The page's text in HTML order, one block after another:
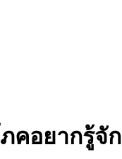
คอยากรู้จัก